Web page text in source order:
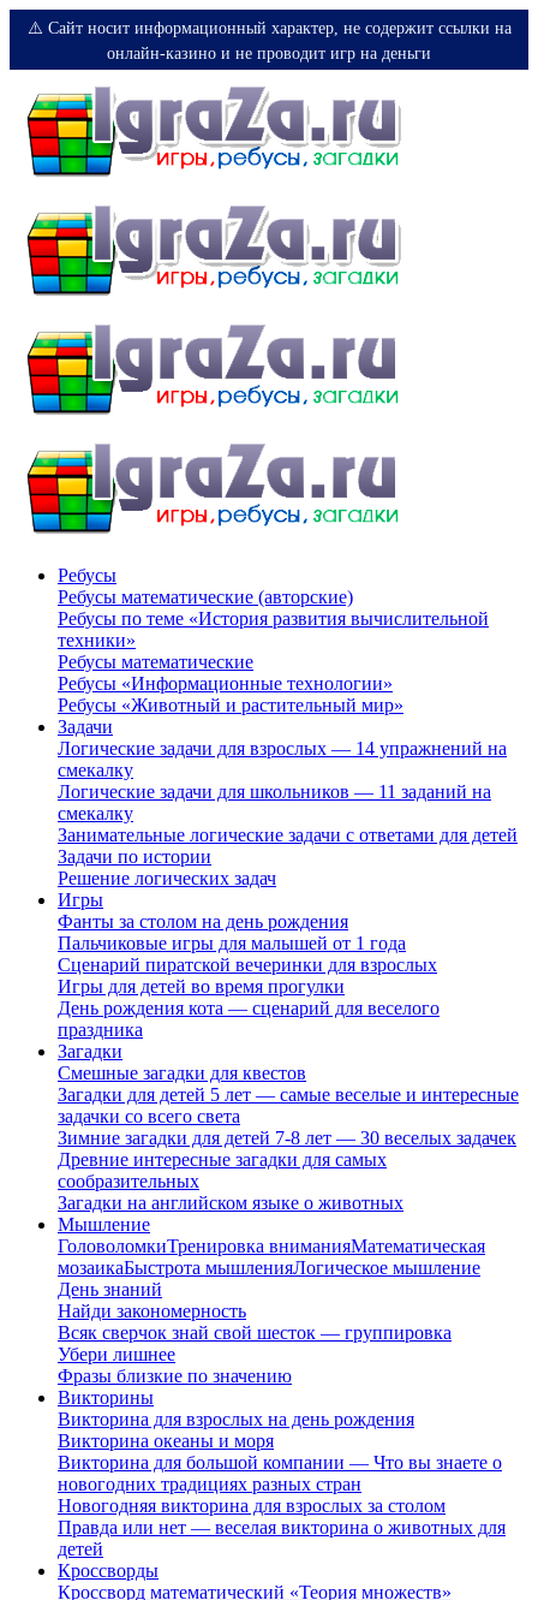
⚠️ Сайт носит информационный характер, не содержит ссылки на
онлайн-казино и не проводит игр на деньги
Ребусы
Ребусы математические (авторские)
Ребусы по теме «История развития вычислительной
техники»
Ребусы математические
Ребусы «Информационные технологии»
Ребусы «Животный и растительный мир»
Задачи
Логические задачи для взрослых — 14 упражнений на
смекалку
Логические задачи для школьников — 11 заданий на
смекалку
Занимательные логические задачи с ответами для детей
Задачи по истории
Решение логических задач
Игры
Фанты за столом на день рождения
Пальчиковые игры для малышей от 1 года
Сценарий пиратской вечеринки для взрослых
Игры для детей во время прогулки
День рождения кота — сценарий для веселого
праздника
Загадки
Смешные загадки для квестов
Загадки для детей 5 лет — самые веселые и интересные
задачки со всего света
Зимние загадки для детей 7-8 лет — 30 веселых задачек
Древние интересные загадки для самых
сообразительных
Загадки на английском языке о животных
Мышление
ГоловоломкиТренировка вниманияМатематическая
мозаикаБыстрота мышленияЛогическое мышление
День знаний
Найди закономерность
Всяк сверчок знай свой шесток — группировка
Убери лишнее
Фразы близкие по значению
Викторины
Викторина для взрослых на день рождения
Викторина океаны и моря
Викторина для большой компании — Что вы знаете о
новогодних традициях разных стран
Новогодняя викторина для взрослых за столом
Правда или нет — веселая викторина о животных для
детей
Кроссворды
Кроссворд математический «Теория множеств»